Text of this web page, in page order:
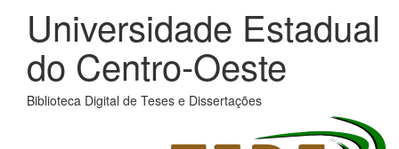
Universidade Estadual
do Centro-Oeste
Biblioteca Digital de Teses e Dissertações